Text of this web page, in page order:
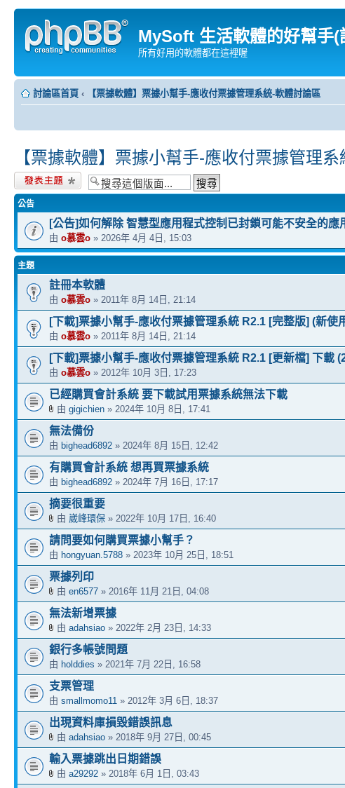
MySoft 生活軟體的好幫手(
所有好用的軟體都在這裡喔
討論區首頁 ‹ 【票據軟體】票據小幫手-應收付票據管理系統-軟體討論區
【票據軟體】票據小幫手-應收付票據管理
發表新主題
公告
[公告]如何解除 智慧型應用程式控制已封鎖可能不安全的應
由 o慕雲o » 2026年 4月 4日, 15:03
主題
註冊本軟體
由 o慕雲o » 2011年 8月 14日, 21:14
[下載]票據小幫手-應收付票據管理系統 R2.1 [完整版] (新使
由 o慕雲o » 2011年 8月 14日, 21:14
[下載]票據小幫手-應收付票據管理系統 R2.1 [更新檔] 下載
由 o慕雲o » 2012年 10月 3日, 17:23
已經購買會計系統 要下載試用票據系統無法下載
由 gigichien » 2024年 10月 8日, 17:41
無法備份
由 bighead6892 » 2024年 8月 15日, 12:42
有購買會計系統 想再買票據系統
由 bighead6892 » 2024年 7月 16日, 17:17
摘要很重要
由 崴峰環保 » 2022年 10月 17日, 16:40
請問要如何購買票據小幫手？
由 hongyuan.5788 » 2023年 10月 25日, 18:51
票據列印
由 en6577 » 2016年 11月 21日, 04:08
無法新增票據
由 adahsiao » 2022年 2月 23日, 14:33
銀行多帳號問題
由 holddies » 2021年 7月 22日, 16:58
支票管理
由 smallmomo11 » 2012年 3月 6日, 18:37
出現資料庫損毀錯誤訊息
由 adahsiao » 2018年 9月 27日, 00:45
輸入票據跳出日期錯誤
由 a29292 » 2018年 6月 1日, 03:43